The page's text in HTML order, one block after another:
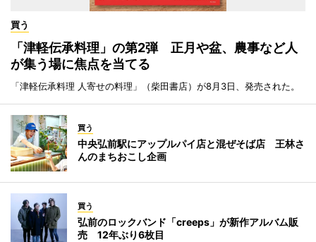
買う
「津軽伝承料理」の第2弾 正月や盆、農事など人
が集う場に焦点を当てる
「津軽伝承料理 人寄せの料理」（柴田書店）が8月3日、発売された。
買う
中央弘前駅にアップルパイ店と混ぜそば店 王林さ
んのまちおこし企画
買う
弘前のロックバンド「creeps」が新作アルバム販
売 12年ぶり6枚目